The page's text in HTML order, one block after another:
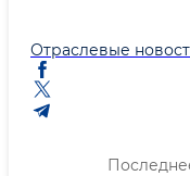
Отраслевые